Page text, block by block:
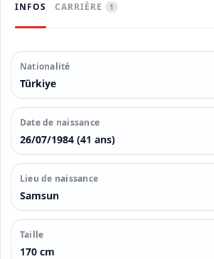
INFOS CARRIÈRE 1
Nationalité
Türkiye
Date de naissance
26/07/1984 (41 ans)
Lieu de naissance
Samsun
Taille
170 cm